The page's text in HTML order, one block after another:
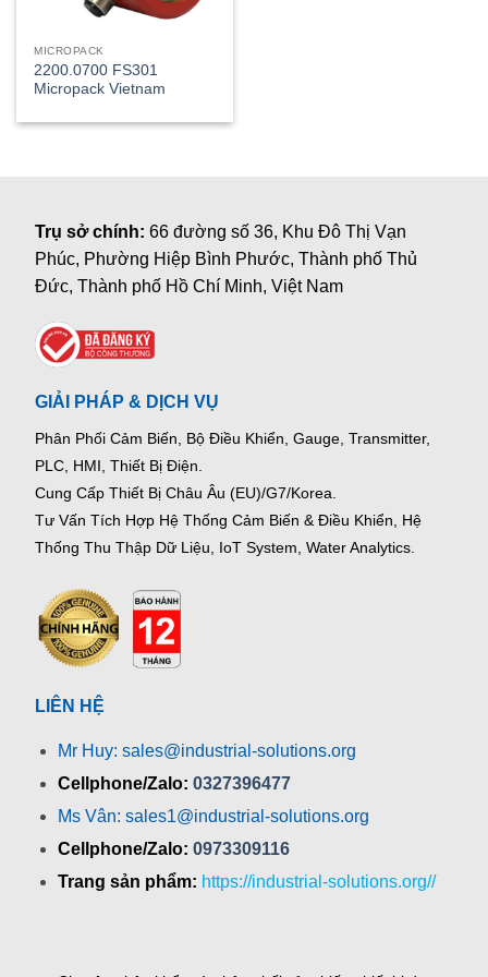
MICROPACK
2200.0700 FS301
Micropack Vietnam
Trụ sở chính:66 đường số 36, Khu Đô Thị Vạn
Phúc, Phường Hiệp Bình Phước, Thành phố Thủ
Đức, Thành phố Hồ Chí Minh, Việt Nam
GIẢI PHÁP & DỊCH VỤ
Phân Phối Cảm Biến, Bộ Điều Khiển, Gauge, Transmitter,
PLC, HMI, Thiết Bị Điện.
Cung Cấp Thiết Bị Châu Âu (EU)/G7/Korea.
Tư Vấn Tích Hợp Hệ Thống Cảm Biến & Điều Khiển, Hệ
Thống Thu Thập Dữ Liệu, IoT System, Water Analytics.
LIÊN HỆ
Mr Huy: sales@industrial-solutions.org
Cellphone/Zalo: 0327396477
Ms Vân: sales1@industrial-solutions.org
Cellphone/Zalo: 0973309116
Trang sản phẩm: https://industrial-solutions.org//